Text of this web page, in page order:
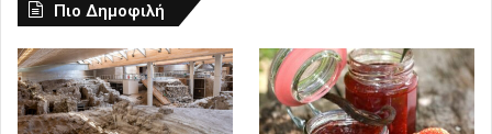
Πιο Δημοφιλή